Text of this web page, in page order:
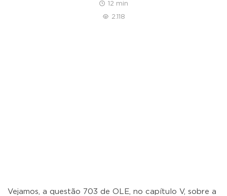
12 min
2.118
Vejamos, a questão 703 de OLE, no capítulo V, sobre a